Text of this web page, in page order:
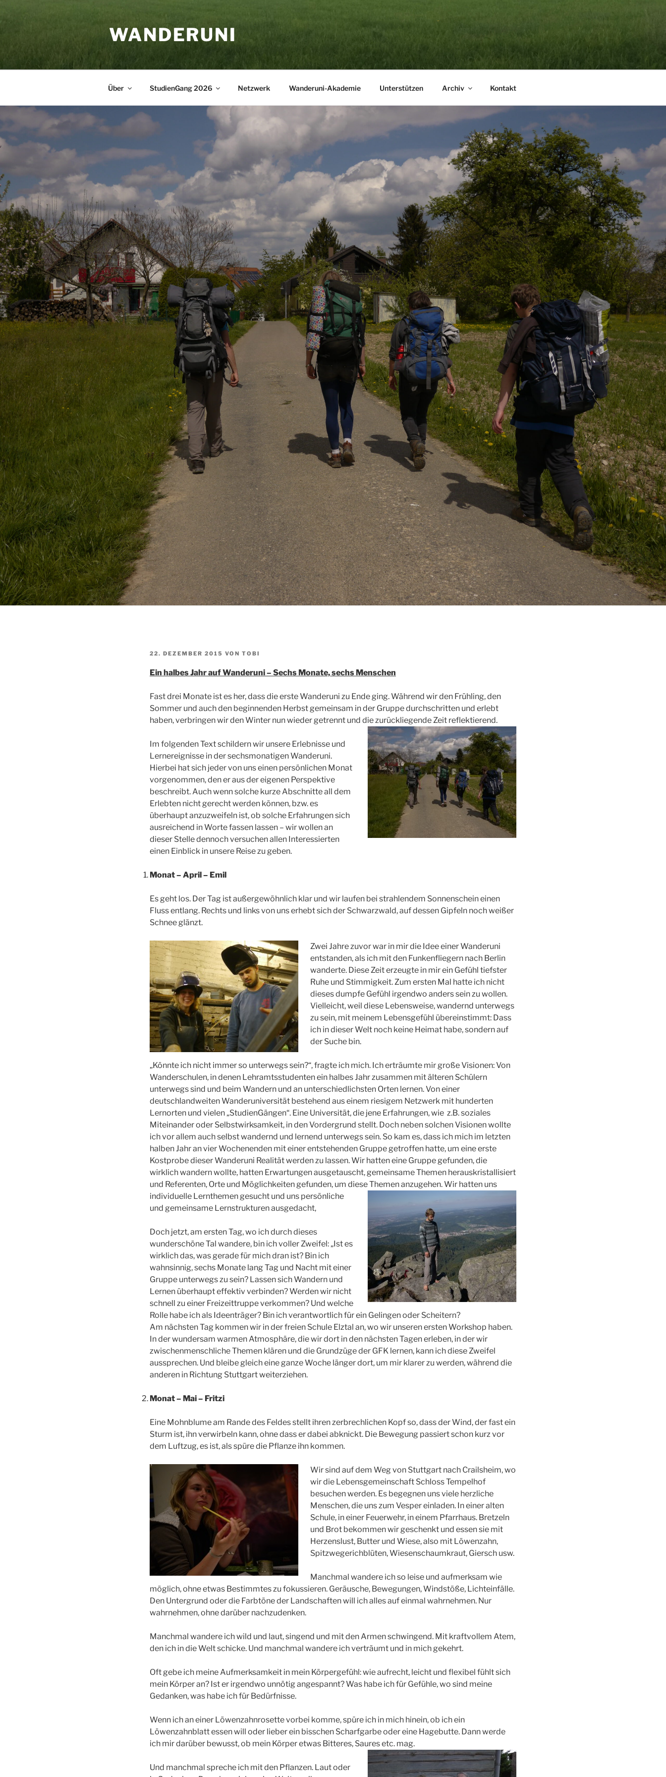
WANDERUNI
Über StudienGang 2026 Netzwerk Wanderuni-Akademie Unterstützen Archiv Kontakt
VERÖFFENTLICHT
22. DEZEMBER 2015 VON TOBI
Ein halbes Jahr auf Wanderuni – Sechs Monate, sechs Menschen
Fast drei Monate ist es her, dass die erste Wanderuni zu Ende ging. Während wir den Frühling, den
Sommer und auch den beginnenden Herbst gemeinsam in der Gruppe durchschritten und erlebt
haben, verbringen wir den Winter nun wieder getrennt und die zurückliegende Zeit reflektierend.
Im folgenden Text schildern wir unsere Erlebnisse und
Lernereignisse in der sechsmonatigen Wanderuni.
Hierbei hat sich jeder von uns einen persönlichen Monat
vorgenommen, den er aus der eigenen Perspektive
beschreibt. Auch wenn solche kurze Abschnitte all dem
Erlebten nicht gerecht werden können, bzw. es
überhaupt anzuzweifeln ist, ob solche Erfahrungen sich
ausreichend in Worte fassen lassen – wir wollen an
dieser Stelle dennoch versuchen allen Interessierten
einen Einblick in unsere Reise zu geben.
Monat – April – Emil
Es geht los. Der Tag ist außergewöhnlich klar und wir laufen bei strahlendem Sonnenschein einen
Fluss entlang. Rechts und links von uns erhebt sich der Schwarzwald, auf dessen Gipfeln noch weißer
Schnee glänzt.
Zwei Jahre zuvor war in mir die Idee einer Wanderuni
entstanden, als ich mit den Funkenfliegern nach Berlin
wanderte. Diese Zeit erzeugte in mir ein Gefühl tiefster
Ruhe und Stimmigkeit. Zum ersten Mal hatte ich nicht
dieses dumpfe Gefühl irgendwo anders sein zu wollen.
Vielleicht, weil diese Lebensweise, wandernd unterwegs
zu sein, mit meinem Lebensgefühl übereinstimmt: Dass
ich in dieser Welt noch keine Heimat habe, sondern auf
der Suche bin.
„Könnte ich nicht immer so unterwegs sein?“, fragte ich mich. Ich erträumte mir große Visionen: Von
Wanderschulen, in denen Lehramtsstudenten ein halbes Jahr zusammen mit älteren Schülern
unterwegs sind und beim Wandern und an unterschiedlichsten Orten lernen. Von einer
deutschlandweiten Wanderuniversität bestehend aus einem riesigem Netzwerk mit hunderten
Lernorten und vielen „StudienGängen“. Eine Universität, die jene Erfahrungen, wie z.B. soziales
Miteinander oder Selbstwirksamkeit, in den Vordergrund stellt. Doch neben solchen Visionen wollte
ich vor allem auch selbst wandernd und lernend unterwegs sein. So kam es, dass ich mich im letzten
halben Jahr an vier Wochenenden mit einer entstehenden Gruppe getroffen hatte, um eine erste
Kostprobe dieser Wanderuni Realität werden zu lassen. Wir hatten eine Gruppe gefunden, die
wirklich wandern wollte, hatten Erwartungen ausgetauscht, gemeinsame Themen herauskristallisiert
und Referenten, Orte und Möglichkeiten gefunden, um diese Themen anzugehen.Wir hatten uns
individuelle Lernthemen gesucht und uns persönliche
und gemeinsame Lernstrukturen ausgedacht,
Doch jetzt, am ersten Tag, wo ich durch dieses
wunderschöne Tal wandere, bin ich voller Zweifel: „Ist es
wirklich das, was gerade für mich dran ist? Bin ich
wahnsinnig, sechs Monate lang Tag und Nacht mit einer
Gruppe unterwegs zu sein? Lassen sich Wandern und
Lernen überhaupt effektiv verbinden? Werden wir nicht
schnell zu einer Freizeittruppe verkommen? Und welche
Rolle habe ich als Ideenträger? Bin ich verantwortlich für ein Gelingen oder Scheitern?
Am nächsten Tag kommen wir in der freien Schule Elztal an, wo wir unseren ersten Workshop haben.
In der wundersam warmen Atmosphäre, die wir dort in den nächsten Tagen erleben, in der wir
zwischenmenschliche Themen klären und die Grundzüge der GFK lernen, kann ich diese Zweifel
aussprechen. Und bleibe gleich eine ganze Woche länger dort, um mir klarer zu werden, während die
anderen in Richtung Stuttgart weiterziehen.
Monat – Mai – Fritzi
Eine Mohnblume am Rande des Feldes stellt ihren zerbrechlichen Kopf so, dass der Wind, der fast ein
Sturm ist, ihn verwirbeln kann, ohne dass er dabei abknickt. Die Bewegung passiert schon kurz vor
dem Luftzug, es ist, als spüre die Pflanze ihn kommen.
Wir sind auf dem Weg von Stuttgart nach Crailsheim, wo
wir die Lebensgemeinschaft Schloss Tempelhof
besuchen werden. Es begegnen uns viele herzliche
Menschen, die uns zum Vesper einladen. In einer alten
Schule, in einer Feuerwehr, in einem Pfarrhaus. Bretzeln
und Brot bekommen wir geschenkt und essen sie mit
Herzenslust, Butter und Wiese, also mit Löwenzahn,
Spitzwegerichblüten, Wiesenschaumkraut, Giersch usw.
Manchmal wandere ich so leise und aufmerksam wie
möglich, ohne etwas Bestimmtes zu fokussieren. Geräusche, Bewegungen, Windstöße, Lichteinfälle.
Den Untergrund oder die Farbtöne der Landschaften will ich alles auf einmal wahrnehmen. Nur
wahrnehmen, ohne darüber nachzudenken.
Manchmal wandere ich wild und laut, singend und mit den Armen schwingend. Mit kraftvollem Atem,
den ich in die Welt schicke. Und manchmal wandere ich verträumt und in mich gekehrt.
Oft gebe ich meine Aufmerksamkeit in mein Körpergefühl: wie aufrecht, leicht und flexibel fühlt sich
mein Körper an? Ist er irgendwo unnötig angespannt? Was habe ich für Gefühle, wo sind meine
Gedanken, was habe ich für Bedürfnisse.
Wenn ich an einer Löwenzahnrosette vorbei komme, spüre ich in mich hinein, ob ich ein
Löwenzahnblatt essen will oder lieber ein bisschen Scharfgarbe oder eine Hagebutte. Dann werde
ich mir darüber bewusst, ob mein Körper etwas Bitteres, Saures etc. mag.
Und manchmal spreche ich mit den Pflanzen. Laut oder